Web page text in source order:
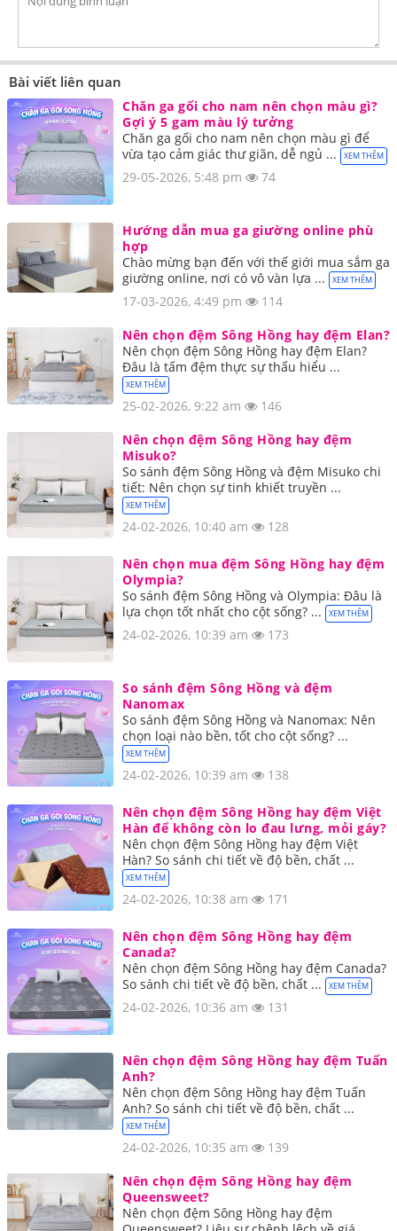
Bài viết liên quan
Chăn ga gối cho nam nên chọn màu gì?
Gợi ý 5 gam màu lý tưởng
Chăn ga gối cho nam nên chọn màu gì để
vừa tạo cảm giác thư giãn, dễ ngủ ...
XEM THÊM
29-05-2026, 5:48 pm 74
Hướng dẫn mua ga giường online phù
hợp
Chào mừng bạn đến với thế giới mua sắm ga
giường online, nơi có vô vàn lựa ...
XEM THÊM
17-03-2026, 4:49 pm
114
Nên chọn đệm Sông Hồng hay đệm Elan?
Nên chọn đệm Sông Hồng hay đệm Elan?
Đâu là tấm đệm thực sự thấu hiểu ...
XEM THÊM
25-02-2026, 9:22 am
146
Nên chọn đệm Sông Hồng hay đệm
Misuko?
So sánh đệm Sông Hồng và đệm Misuko chi
tiết: Nên chọn sự tinh khiết truyền ...
XEM THÊM
24-02-2026, 10:40 am 128
Nên chọn mua đệm Sông Hồng hay đệm
Olympia?
So sánh đệm Sông Hồng và Olympia: Đâu là
lựa chọn tốt nhất cho cột sống? ...
XEM THÊM
24-02-2026, 10:39 am 173
So sánh đệm Sông Hồng và đệm
Nanomax
So sánh đệm Sông Hồng và Nanomax: Nên
chọn loại nào bền, tốt cho cột sống? ...
XEM THÊM
24-02-2026, 10:39 am 138
Nên chọn đệm Sông Hồng hay đệm Việt
Hàn để không còn lo đau lưng, mỏi gáy?
Nên chọn đệm Sông Hồng hay đệm Việt
Hàn? So sánh chi tiết về độ bền, chất ...
XEM THÊM
24-02-2026, 10:38 am 171
Nên chọn đệm Sông Hồng hay đệm
Canada?
Nên chọn đệm Sông Hồng hay đệm Canada?
So sánh chi tiết về độ bền, chất ...
XEM THÊM
24-02-2026, 10:36 am 131
Nên chọn đệm Sông Hồng hay đệm Tuấn
Anh?
Nên chọn đệm Sông Hồng hay đệm Tuấn
Anh? So sánh chi tiết về độ bền, chất ...
XEM THÊM
24-02-2026, 10:35 am
139
Nên chọn đệm Sông Hồng hay đệm
Queensweet?
Nên chọn đệm Sông Hồng hay đệm